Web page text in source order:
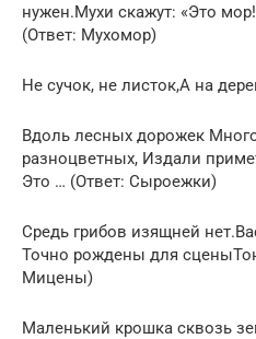
нужен.Мухи скажут: «Это
(Ответ: Мухомор)
Не сучок, не листок,А на
Вдоль лесных дорожек
разноцветных, Издали
Это … (Ответ: Сыроежки)
Средь грибов изящней
Точно рождены для
Мицены)
Маленький крошка сквозь